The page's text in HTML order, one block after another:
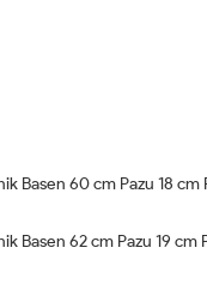
Basen 60 cm Pazu 18 cm
Basen 62 cm Pazu 19 cm